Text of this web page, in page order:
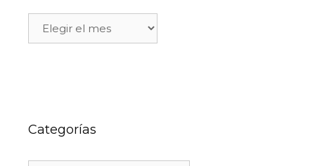
Categorías